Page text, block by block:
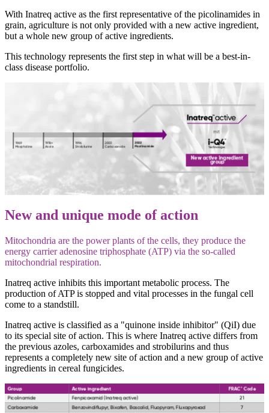
With Inatreq active as the first representative of the picolinamides in
grain, agriculture is not only provided with a new active ingredient,
but a whole new group of active ingredients.
This technology represents the first step in what will be a best-in-
class disease portfolio.
New and unique mode of action
Mitochondria are the power plants of the cells, they produce the
energy carrier adenosine triphosphate (ATP) via the so-called
mitochondrial respiration.
Inatreq active inhibits this important metabolic process. The
production of ATP is stopped and vital processes in the fungal cell
come to a standstill.
Inatreq active is classified as a "quinone inside inhibitor" (QiI) due
to its special site of action. This is where Inatreq active differs from
the previous azoles, carboxamides and strobilurins and thus
represents a completely new site of action and a new group of active
ingredients in cereal fungicides.